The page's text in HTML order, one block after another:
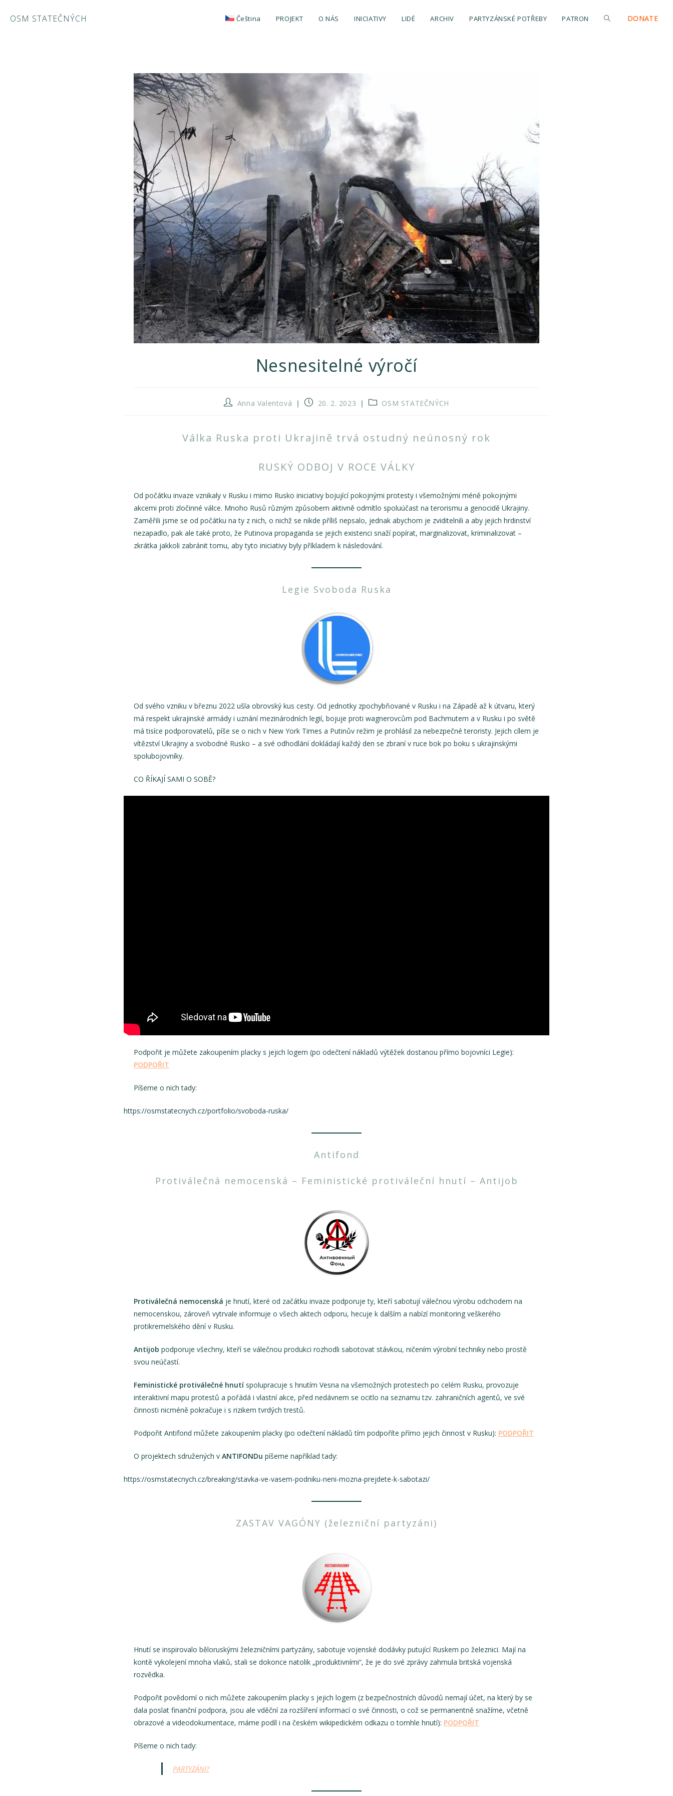
OSM STATEČNÝCH DONATE
Čeština PROJEKT O NÁS INICIATIVY LIDÉ ARCHIV PARTYZÁNSKÉ POTŘEBY PATRON Přepnout
Nesnesitelné výročí
AutorAnna Valentová
Příspěvek20. 2. 2023
RubrikyOSM STATEČNÝCH
Válka Ruska proti Ukrajině trvá ostudný neúnosný rok
RUSKÝ ODBOJ V ROCE VÁLKY
Od počátku invaze vznikaly v Rusku i mimo Rusko iniciativy bojující pokojnými protesty i všemožnými méně pokojnými
akcemi proti zločinné válce. Mnoho Rusů různým způsobem aktivně odmítlo spoluúčast na terorismu a genocidě Ukrajiny.
Zaměřili jsme se od počátku na ty z nich, o nichž se nikde příliš nepsalo, jednak abychom je zviditelnili a aby jejich hrdinství
nezapadlo, pak ale také proto, že Putinova propaganda se jejich existenci snaží popírat, marginalizovat, kriminalizovat –
zkrátka jakkoli zabránit tomu, aby tyto iniciativy byly příkladem k následování.
Legie Svoboda Ruska
Od svého vzniku v březnu 2022 ušla obrovský kus cesty. Od jednotky zpochybňované v Rusku i na Západě až k útvaru, který
má respekt ukrajinské armády i uznání mezinárodních legií, bojuje proti wagnerovcům pod Bachmutem a v Rusku i po světě
má tisíce podporovatelů, píše se o nich v New York Times a Putinův režim je prohlásil za nebezpečné teroristy. Jejich cílem je
vítězství Ukrajiny a svobodné Rusko – a své odhodlání dokládají každý den se zbraní v ruce bok po boku s ukrajinskými
spolubojovníky.
CO ŘÍKAJÍ SAMI O SOBĚ?
Podpořit je můžete zakoupením placky s jejich logem (po odečtení nákladů výtěžek dostanou přímo bojovníci Legie):
PODPOŘIT
Píšeme o nich tady:
https://osmstatecnych.cz/portfolio/svoboda-ruska/
Antifond
Protiválečná nemocenská – Feministické protiváleční hnutí – Antijob
Protiválečná nemocenská je hnutí, které od začátku invaze podporuje ty, kteří sabotují válečnou výrobu odchodem na
nemocenskou, zároveň vytrvale informuje o všech aktech odporu, hecuje k dalším a nabízí monitoring veškerého
protikremelského dění v Rusku.
Antijob podporuje všechny, kteří se válečnou produkci rozhodli sabotovat stávkou, ničením výrobní techniky nebo prostě
svou neúčastí.
Feministické protiválečné hnutí spolupracuje s hnutím Vesna na všemožných protestech po celém Rusku, provozuje
interaktivní mapu protestů a pořádá i vlastní akce, před nedávnem se ocitlo na seznamu tzv. zahraničních agentů, ve své
činnosti nicméně pokračuje i s rizikem tvrdých trestů.
Podpořit Antifond můžete zakoupením placky (po odečtení nákladů tím podpoříte přímo jejich činnost v Rusku): PODPOŘIT
O projektech sdružených v ANTIFONDu píšeme například tady:
https://osmstatecnych.cz/breaking/stavka-ve-vasem-podniku-neni-mozna-prejdete-k-sabotazi/
ZASTAV VAGÓNY (železniční partyzáni)
Hnutí se inspirovalo běloruskými železničními partyzány, sabotuje vojenské dodávky putující Ruskem po železnici. Mají na
kontě vykolejení mnoha vlaků, stali se dokonce natolik „produktivními“, že je do své zprávy zahrnula britská vojenská
rozvědka.
Podpořit povědomí o nich můžete zakoupením placky s jejich logem (z bezpečnostních důvodů nemají účet, na který by se
dala poslat finanční podpora, jsou ale vděční za rozšíření informací o své činnosti, o což se permanentně snažíme, včetně
obrazové a videodokumentace, máme podíl i na českém wikipedickém odkazu o tomhle hnutí): PODPOŘIT
Píšeme o nich tady:
PARTYZÁNI?